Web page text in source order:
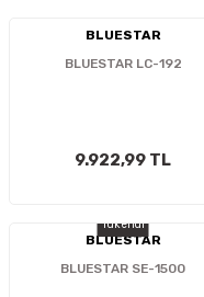
BLUESTAR
BLUESTAR LC-192
9.922,99 TL
Tükendi
BLUESTAR
BLUESTAR SE-1500